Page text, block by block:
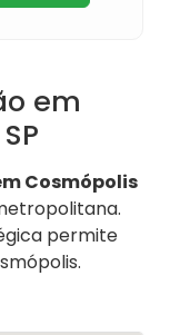
em
Cosmópolis
permite